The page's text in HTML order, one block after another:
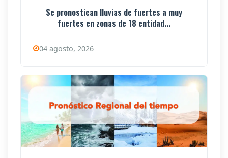
Se pronostican lluvias de fuertes a muy
fuertes en zonas de 18 entidad...
04 agosto, 2026